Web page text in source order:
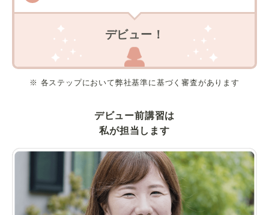
デビュー！
※ 各ステップにおいて弊社基準に基づく審査があります
デビュー前講習は
私が担当します